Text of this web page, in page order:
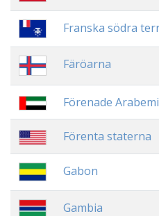
Franska södra
Färöarna
Förenade
Förenta staterna
Gabon
Gambia